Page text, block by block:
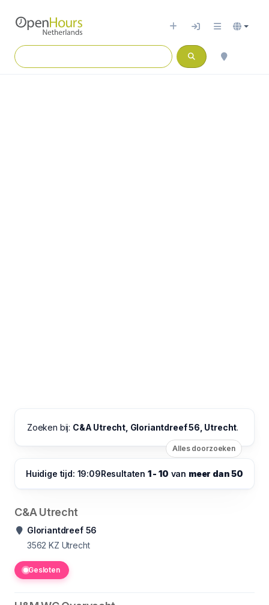
Zoeken bij: C&A Utrecht, Gloriantdreef 56, Utrecht.
Alles doorzoeken
Huidige tijd: 19:09Resultaten 1 - 10 van meer dan 50
C&A Utrecht
Gloriantdreef 56
3562 KZ Utrecht
Gesloten